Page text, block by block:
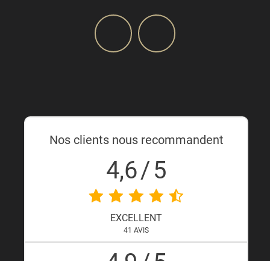
Nos clients nous recommandent
4,6/5
EXCELLENT
41 AVIS